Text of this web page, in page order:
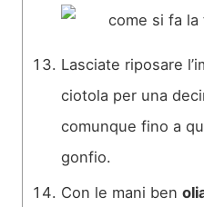
Lasciate riposare
ciotola per una
comunque fino a
gonfio.
Con le mani ben